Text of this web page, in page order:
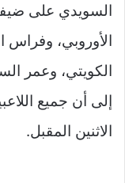
السويدي على ضيفه
الأوروبي، وفراس
الكويتي، وعمر
إلى أن جميع
الاثنين المقبل.